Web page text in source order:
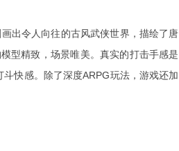
出令人向往的古风武侠世界，描绘了唐
型精致，场景唯美。真实的打击手感是
快感。除了深度ARPG玩法，游戏还加